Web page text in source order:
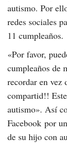
autismo. Por
redes sociales
11 cumpleaños.
«Por favor,
cumpleaños de
recordar en vez
compartid!!
autismo». Así
Facebook por
de su hijo con